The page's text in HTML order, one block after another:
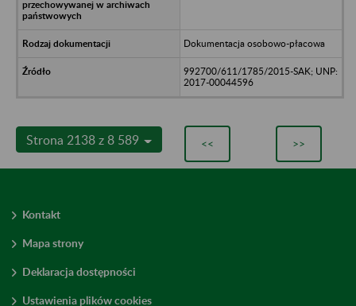
Dokumentacja osobowo-płacowa
992700/611/1785/2015-SAK; UNP:
2017-00044596
Strona 2138 z 8 589 << >>
Kontakt
Mapa strony
Deklaracja dostępności
Ustawienia plików cookies